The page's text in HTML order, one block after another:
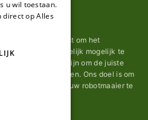
ons uiterste best om het
mesjes zo gemakkelijk mogelijk te
lastig het kan zijn om de juiste
te vinden. Ons doel is om
mesjes voor uw robotmaaier te
u wil toestaan.
direct op Alles